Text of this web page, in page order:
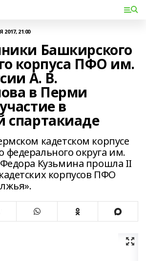
2017, 21:00
Башкирского
корпуса ПФО им.
А. В.
в Перми
в
спартакиаде
кадетском корпусе
федерального округа им.
Федора Кузьмина прошла II
корпусов ПФО